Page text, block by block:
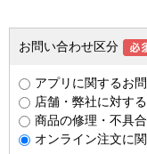
お問い合わせ区分
アプリに関するお
店舗・弊社に対す
商品の修理・不具
オンライン注文に